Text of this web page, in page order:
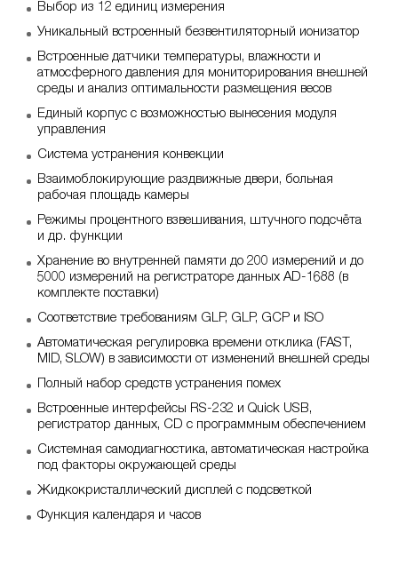
Выбор из 12 единиц измерения
Уникальный встроенный безвентиляторный ионизатор
Встроенные датчики температуры, влажности и
атмосферного давления для мониторирования внешней
среды и анализ оптимальности размещения весов
Единый корпус с возможностью вынесения модуля
управления
Система устранения конвекции
Взаимоблокирующие раздвижные двери, больная
рабочая площадь камеры
Режимы процентного взвешивания, штучного подсчёта
и др. функции
Хранение во внутренней памяти до 200 измерений и до
5000 измерений на регистраторе данных AD-1688 (в
комплекте поставки)
Соответствие требованиям GLP, GLP, GCP и ISO
Автоматическая регулировка времени отклика (FAST,
MID, SLOW) в зависимости от изменений внешней среды
Полный набор средств устранения помех
Встроенные интерфейсы RS-232 и Quick USB,
регистратор данных, CD с программным обеспечением
Системная самодиагностика, автоматическая настройка
под факторы окружающей среды
Жидкокристаллический дисплей с подсветкой
Функция календаря и часов